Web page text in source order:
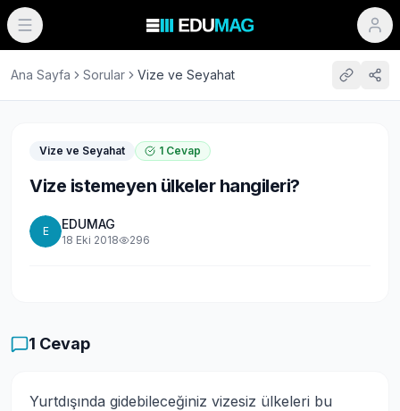
Ana Sayfa Sorular Vize ve Seyahat
Vize ve Seyahat 1 Cevap
Vize istemeyen ülkeler hangileri?
E EDUMAG
18 Eki 2018 296
1 Cevap
Yurtdışında gidebileceğiniz vizesiz ülkeleri bu